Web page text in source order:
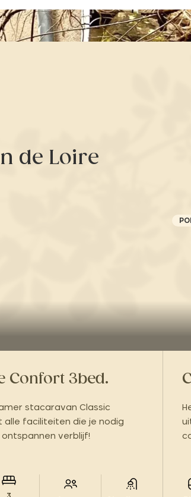
de Loire
Confort 3bed.
stacaravan Classic
faciliteiten die je nodig
verblijf!